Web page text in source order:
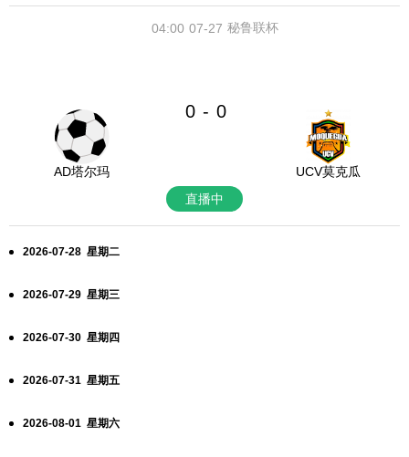
07-27
04:00 秘鲁联杯
AD塔尔玛
0 - 0
UCV莫克瓜
直播中
2026-07-28 星期二
2026-07-29 星期三
2026-07-30 星期四
2026-07-31 星期五
2026-08-01 星期六